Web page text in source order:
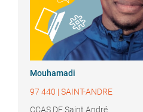
Mouhamadi
97 440 | SAINT-ANDRE
CCAS DE Saint André